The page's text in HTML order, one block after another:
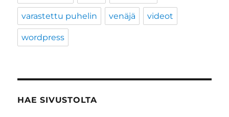
varastettu puhelin venäjä videot
wordpress
HAE SIVUSTOLTA